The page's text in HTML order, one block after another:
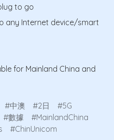
to go
any Internet device/smart
for Mainland China and
中澳 2日
5G
數據
MainlandChina
ChinUnicom